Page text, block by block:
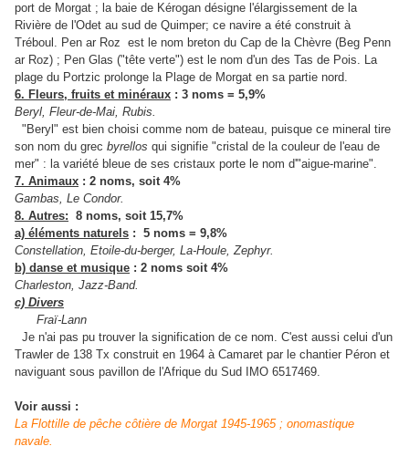
port de Morgat ; la baie de Kérogan désigne l'élargissement de la
Rivière de l'Odet au sud de Quimper; ce navire a été construit à
Tréboul. Pen ar Roz est le nom breton du Cap de la Chèvre (Beg Penn
ar Roz) ; Pen Glas ("tête verte") est le nom d'un des Tas de Pois. La
plage du Portzic prolonge la Plage de Morgat en sa partie nord.
6. Fleurs, fruits et minéraux : 3 noms = 5,9%
Beryl, Fleur-de-Mai, Rubis.
"Beryl" est bien choisi comme nom de bateau, puisque ce mineral tire
son nom du grec byrellos qui signifie "cristal de la couleur de l'eau de
mer" : la variété bleue de ses cristaux porte le nom d'"aigue-marine".
7. Animaux : 2 noms, soit 4%
Gambas, Le Condor.
8. Autres: 8 noms, soit 15,7%
a) éléments naturels : 5 noms = 9,8%
Constellation, Etoile-du-berger, La-Houle, Zephyr.
b) danse et musique : 2 noms soit 4%
Charleston, Jazz-Band.
c) Divers
Fraï-Lann
Je n'ai pas pu trouver la signification de ce nom. C'est aussi celui d'un
Trawler de 138 Tx construit en 1964 à Camaret par le chantier Péron et
naviguant sous pavillon de l'Afrique du Sud IMO 6517469.
Voir aussi :
La Flottille de pêche côtière de Morgat 1945-1965 ; onomastique
navale.